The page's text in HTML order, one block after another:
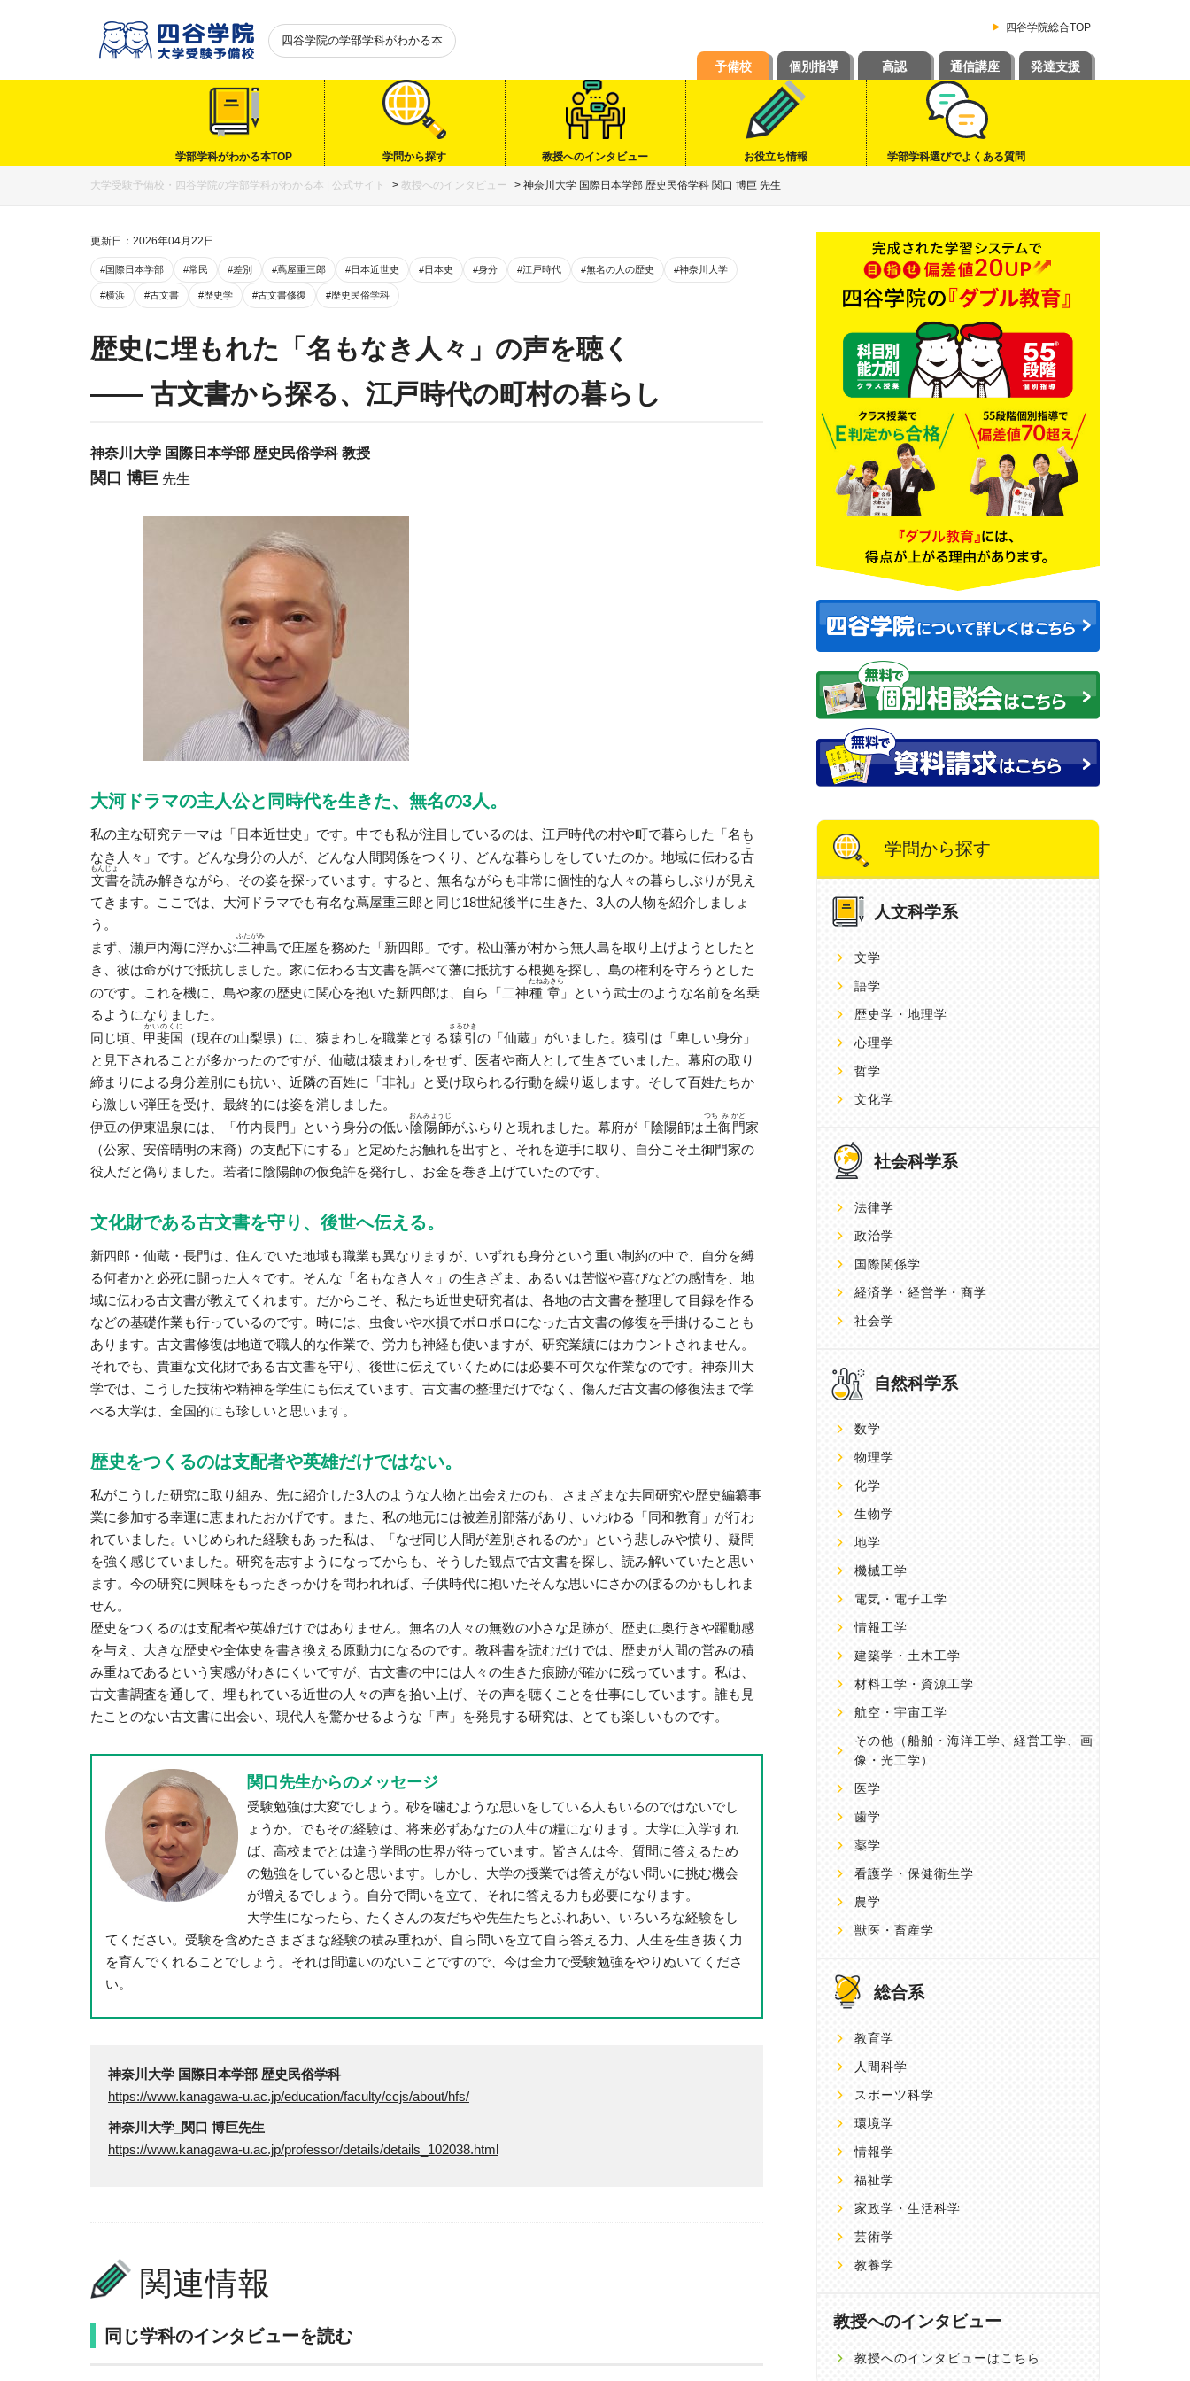
四谷学院の学部学科がわかる本
四谷学院総合TOP
予備校 個別指導 高認 通信講座 発達支援
学部学科がわかる本TOP 学問から探す 教授へのインタビュー お役立ち情報 学部学科選びでよくある質問
大学受験予備校・四谷学院の学部学科がわかる本 | 公式サイト > 教授へのインタビュー > 神奈川大学 国際日本学部 歴史民俗学科 関口 博巨 先生
更新日：2026年04月22日
#国際日本学部 #常民 #差別 #蔦屋重三郎 #日本近世史 #日本史 #身分 #江戸時代 #無名の人の歴史 #神奈川大学
#横浜 #古文書 #歴史学 #古文書修復 #歴史民俗学科
歴史に埋もれた「名もなき人々」の声を聴く
―― 古文書から探る、江戸時代の町村の暮らし
神奈川大学 国際日本学部 歴史民俗学科 教授
関口 博巨 先生
大河ドラマの主人公と同時代を生きた、無名の3人。
私の主な研究テーマは「日本近世史」です。中でも私が注目しているのは、江戸時代の村や町で暮らした「名も
なき人々」です。どんな身分の人が、どんな人間関係をつくり、どんな暮らしをしていたのか。地域に伝わる古
こ
文
もん
書
じょ
を読み解きながら、その姿を探っています。すると、無名ながらも非常に個性的な人々の暮らしぶりが見え
てきます。ここでは、大河ドラマでも有名な蔦屋重三郎と同じ18世紀後半に生きた、3人の人物を紹介しましょ
う。
まず、瀬戸内海に浮かぶ 二
ふた
神
がみ
島で庄屋を務めた「新四郎」です。松山藩が村から無人島を取り上げようとしたと
き、彼は命がけで抵抗しました。家に伝わる古文書を調べて藩に抵抗する根拠を探し、島の権利を守ろうとした
のです。これを機に、島や家の歴史に関心を抱いた新四郎は、自ら「二神種
たね
章
あきら
」という武士のような名前を名乗
るようになりました。
同じ頃、 甲斐国
かいのくに
（現在の山梨県）に、猿まわしを職業とする猿
さる
引
ひき
の「仙蔵」がいました。猿引は「卑しい身分」
と見下されることが多かったのですが、仙蔵は猿まわしをせず、医者や商人として生きていました。幕府の取り
締まりによる身分差別にも抗い、近隣の百姓に「非礼」と受け取られる行動を繰り返します。そして百姓たちか
ら激しい弾圧を受け、最終的には姿を消しました。
伊豆の伊東温泉には、「竹内長門」という身分の低い陰陽師
おんみょうじ
がふらりと現れました。幕府が「陰陽師は土
つち
御
み
門
かど
家
（公家、安倍晴明の末裔）の支配下にする」と定めたお触れを出すと、それを逆手に取り、自分こそ土御門家の
役人だと偽りました。若者に陰陽師の仮免許を発行し、お金を巻き上げていたのです。
文化財である古文書を守り、後世へ伝える。
新四郎・仙蔵・長門は、住んでいた地域も職業も異なりますが、いずれも身分という重い制約の中で、自分を縛
る何者かと必死に闘った人々です。そんな「名もなき人々」の生きざま、あるいは苦悩や喜びなどの感情を、地
域に伝わる古文書が教えてくれます。だからこそ、私たち近世史研究者は、各地の古文書を整理して目録を作る
などの基礎作業も行っているのです。時には、虫食いや水損でボロボロになった古文書の修復を手掛けることも
あります。古文書修復は地道で職人的な作業で、労力も神経も使いますが、研究業績にはカウントされません。
それでも、貴重な文化財である古文書を守り、後世に伝えていくためには必要不可欠な作業なのです。神奈川大
学では、こうした技術や精神を学生にも伝えています。古文書の整理だけでなく、傷んだ古文書の修復法まで学
べる大学は、全国的にも珍しいと思います。
歴史をつくるのは支配者や英雄だけではない。
私がこうした研究に取り組み、先に紹介した3人のような人物と出会えたのも、さまざまな共同研究や歴史編纂事
業に参加する幸運に恵まれたおかげです。また、私の地元には被差別部落があり、いわゆる「同和教育」が行わ
れていました。いじめられた経験もあった私は、「なぜ同じ人間が差別されるのか」という悲しみや憤り、疑問
を強く感じていました。研究を志すようになってからも、そうした観点で古文書を探し、読み解いていたと思い
ます。今の研究に興味をもったきっかけを問われれば、子供時代に抱いたそんな思いにさかのぼるのかもしれま
せん。
歴史をつくるのは支配者や英雄だけではありません。無名の人々の無数の小さな足跡が、歴史に奥行きや躍動感
を与え、大きな歴史や全体史を書き換える原動力になるのです。教科書を読むだけでは、歴史が人間の営みの積
み重ねであるという実感がわきにくいですが、古文書の中には人々の生きた痕跡が確かに残っています。私は、
古文書調査を通して、埋もれている近世の人々の声を拾い上げ、その声を聴くことを仕事にしています。誰も見
たことのない古文書に出会い、現代人を驚かせるような「声」を発見する研究は、とても楽しいものです。
関口先生からのメッセージ
受験勉強は大変でしょう。砂を噛むような思いをしている人もいるのではないでし
ょうか。でもその経験は、将来必ずあなたの人生の糧になります。大学に入学すれ
ば、高校までとは違う学問の世界が待っています。皆さんは今、質問に答えるため
の勉強をしていると思います。しかし、大学の授業では答えがない問いに挑む機会
が増えるでしょう。自分で問いを立て、それに答える力も必要になります。
大学生になったら、たくさんの友だちや先生たちとふれあい、いろいろな経験をし
てください。受験を含めたさまざまな経験の積み重ねが、自ら問いを立て自ら答える力、人生を生き抜く力
を育んでくれることでしょう。それは間違いのないことですので、今は全力で受験勉強をやりぬいてくださ
い。
神奈川大学 国際日本学部 歴史民俗学科
https://www.kanagawa-u.ac.jp/education/faculty/ccjs/about/hfs/
神奈川大学_関口 博巨先生
https://www.kanagawa-u.ac.jp/professor/details/details_102038.html
関連情報
同じ学科のインタビューを読む
学問から探す
人文科学系
文学
語学
歴史学・地理学
心理学
哲学
文化学
社会科学系
法律学
政治学
国際関係学
経済学・経営学・商学
社会学
自然科学系
数学
物理学
化学
生物学
地学
機械工学
電気・電子工学
情報工学
建築学・土木工学
材料工学・資源工学
航空・宇宙工学
その他 （船舶・海洋工学、経営工学、画
像・光工学）
医学
歯学
薬学
看護学・保健衛生学
農学
獣医・畜産学
総合系
教育学
人間科学
スポーツ科学
環境学
情報学
福祉学
家政学・生活科学
芸術学
教養学
教授へのインタビュー
教授へのインタビューはこちら